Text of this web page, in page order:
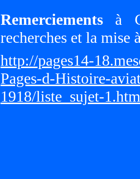
Remerciements à
recherches et la mise
http://pages14-
Pages-d-Histoire-
1918/liste_sujet-1.htm